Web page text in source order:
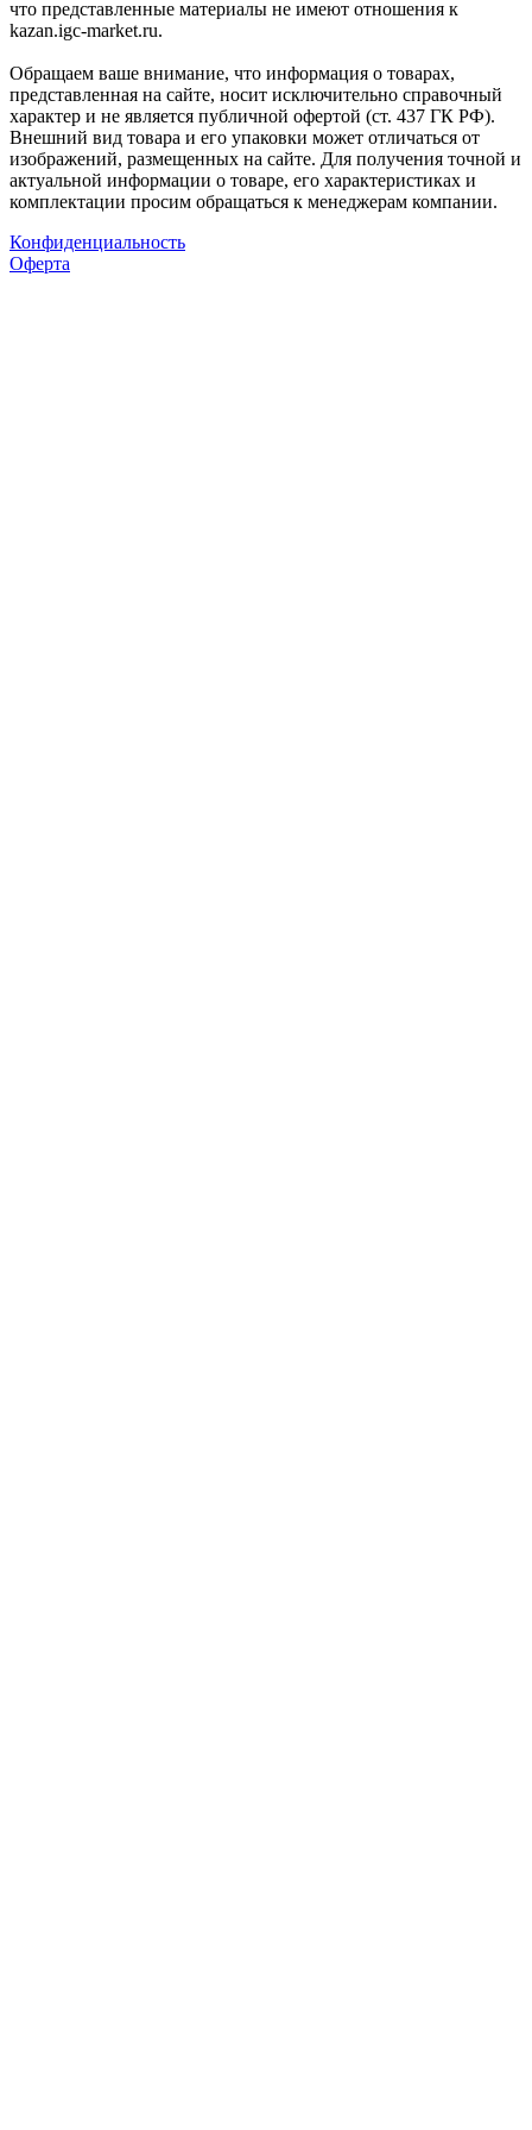
что представленные материалы не имеют отношения к
kazan.igc-market.ru.
Обращаем ваше внимание, что информация о товарах,
представленная на сайте, носит исключительно справочный
характер и не является публичной офертой (ст. 437 ГК РФ).
Внешний вид товара и его упаковки может отличаться от
изображений, размещенных на сайте. Для получения точной и
актуальной информации о товаре, его характеристиках и
комплектации просим обращаться к менеджерам компании.
Конфиденциальность
Оферта